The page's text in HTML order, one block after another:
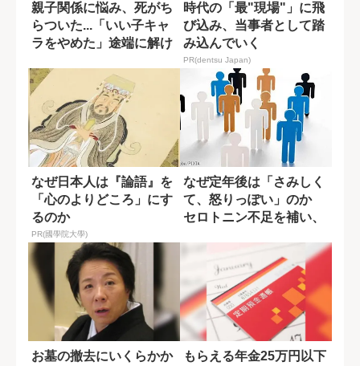
親子関係に悩み、死がち
らついた...「いい子キャ
ラをやめた」途端に解け
時代の「最"現場"」に飛
び込み、当事者として踏
み込んでいく
PR(dentsu Japan)
なぜ日本人は『論語』を
「心のよりどころ」にす
るのか
PR(國學院大學)
なぜ定年後は「さみしく
て、怒りっぽい」のか
セロトニン不足を補い、
お墓の撤去にいくらかか
もらえる年金25万円以下